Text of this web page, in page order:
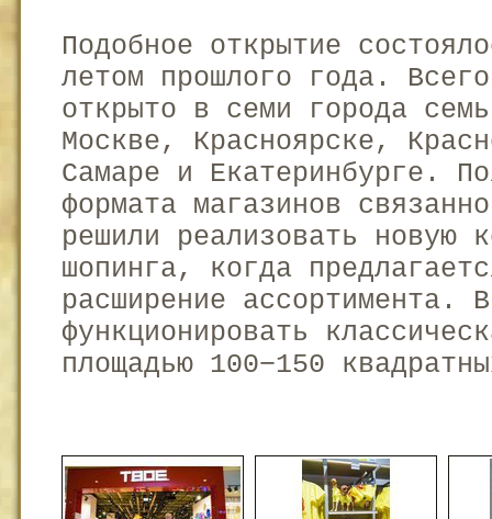
Подобное открытие
летом прошлого года.
открыто в семи города
Москве, Красноярске,
Самаре и Екатеринбурге.
формата магазинов
решили реализовать новую
шопинга, когда
расширение ассортимента.
функционировать
площадью 100−150